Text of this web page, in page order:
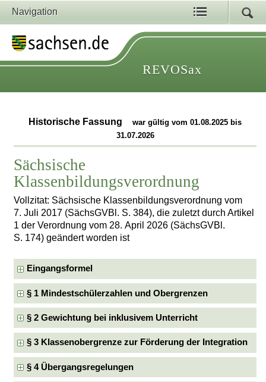
Navigation
REVOSax
Historische Fassung
war gültig vom 01.08.2025 bis
31.07.2026
Sächsische
Klassenbildungsverordnung
Vollzitat: Sächsische Klassenbildungsverordnung vom
7. Juli 2017 (SächsGVBl. S. 384), die zuletzt durch Artikel
1 der Verordnung vom 28. April 2026 (SächsGVBl.
S. 174) geändert worden ist
Eingangsformel
§ 1 Mindestschülerzahlen und Obergrenzen
§ 2 Gewichtung bei inklusivem Unterricht
§ 3 Klassenobergrenze zur Förderung der Integration
§ 4 Übergangsregelungen